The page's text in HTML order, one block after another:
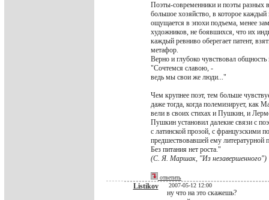
Поэты-современники и поэты разных
большое хозяйство, в которое каждый
ощущается в эпохи подъема, менее
художников, не боявшихся, что их
каждый ревниво оберегает патент,
метафор.
Верно и глубоко чувствовал
"Сочтемся славою, -
ведь мы свои же люди..."
Чем крупнее поэт, тем больше
даже тогда, когда полемизирует, как
вели в своих стихах и Пушкин, и
Пушкин установил далекие связи с
с латинской прозой, с французскими
предшествовавшей ему литературной
Без питания нет роста."
(С. Я. Маршак, "Из незавершенного")
ответить
Listikov 2007-05-12 12:00
ну что на это скажешь?